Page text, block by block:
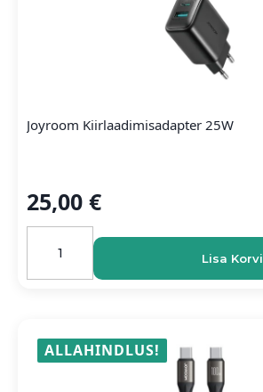
Joyroom Kiirlaadimisadapter 25W
25,00 €
Joyroom
kiirlaadimisadapter
kogus
Lisa Korvi
ALLAHINDLUS!